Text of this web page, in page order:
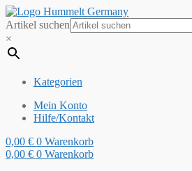
Artikel suchen
×
Kategorien
Mein Konto
Hilfe/Kontakt
0,00 € 0 Warenkorb
0,00 € 0 Warenkorb